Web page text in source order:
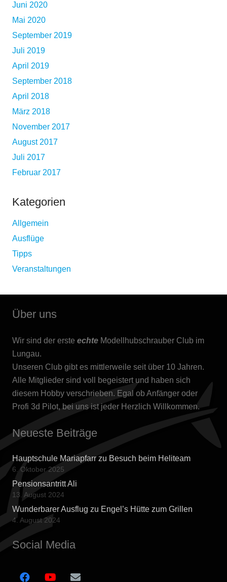
Juni 2020
Mai 2020
September 2019
Juli 2019
April 2019
September 2018
April 2018
März 2018
November 2017
August 2017
Juli 2017
Februar 2017
Kategorien
Allgemein
Ausflüge
Tipps
Veranstaltungen
Über uns
Wir sind der erste echte Modellhubschrauber Club im
Lungau.
Unseren Club gibt es mittlerweile seit über 10 Jahren.
Alle Mitglieder sind voll begeistert und haben sich
diesem Hobby verschrieben. Egal ob Anfänger oder
Profi 3d Pilot, bei uns ist jeder Herzlich Willkommen.
Neueste Beiträge
Hauptschule Mariapfarr zu Besuch beim Heliteam
6. Oktober 2025
Pensionsantritt Ali
13. August 2024
Wunderbarer Ausflug zu Engel’s Hütte zum Grillen
4. August 2024
Social Media